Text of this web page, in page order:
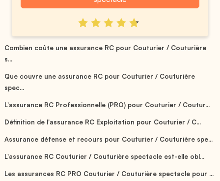
Combien coûte une assurance RC pour Couturier / Couturière
s...
Que couvre une assurance RC pour Couturier / Couturière
spec...
L'assurance RC Professionnelle (PRO) pour Couturier / Coutur...
Définition de l'assurance RC Exploitation pour Couturier / C...
Assurance défense et recours pour Couturier / Couturière spe...
L'assurance RC Couturier / Couturière spectacle est-elle obl...
Les assurances RC PRO Couturier / Couturière spectacle pour ...